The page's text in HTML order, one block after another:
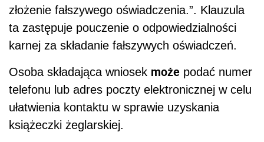
złożenie fałszywego oświadczenia.”. Klauzula
ta zastępuje pouczenie o odpowiedzialności
karnej za składanie fałszywych oświadczeń.
Osoba składająca wniosek może podać numer
telefonu lub adres poczty elektronicznej w celu
ułatwienia kontaktu w sprawie uzyskania
książeczki żeglarskiej.